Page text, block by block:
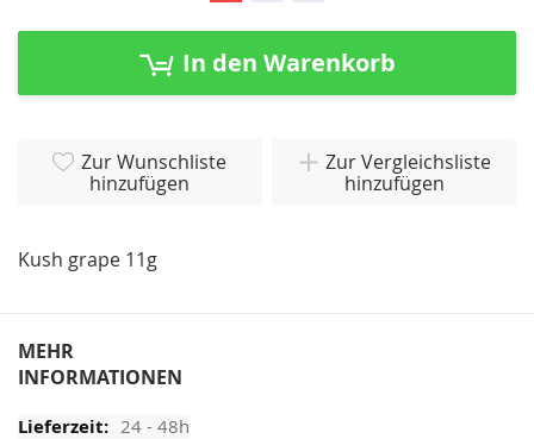
Zum
In den Warenkorb
Zur Wunschliste
hinzufügen
Zur Vergleichsliste
hinzufügen
Kush grape 11g
MEHR
INFORMATIONEN
24 - 48h